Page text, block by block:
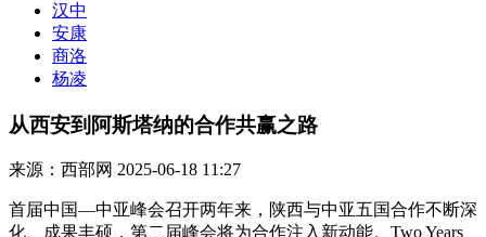
汉中
安康
商洛
杨凌
从西安到阿斯塔纳的合作共赢之路
来源：西部网 2025-06-18 11:27
首届中国—中亚峰会召开两年来，陕西与中亚五国合作不断深
化、成果丰硕，第二届峰会将为合作注入新动能。Two Years